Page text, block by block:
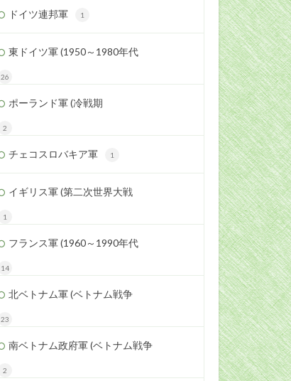
ドイツ連邦軍 1
東ドイツ軍 (1950～1980年代
26
ポーランド軍 (冷戦期
2
チェコスロバキア軍 1
イギリス軍 (第二次世界大戦
1
フランス軍 (1960～1990年代
14
北ベトナム軍 (ベトナム戦争
23
南ベトナム政府軍 (ベトナム戦争
2